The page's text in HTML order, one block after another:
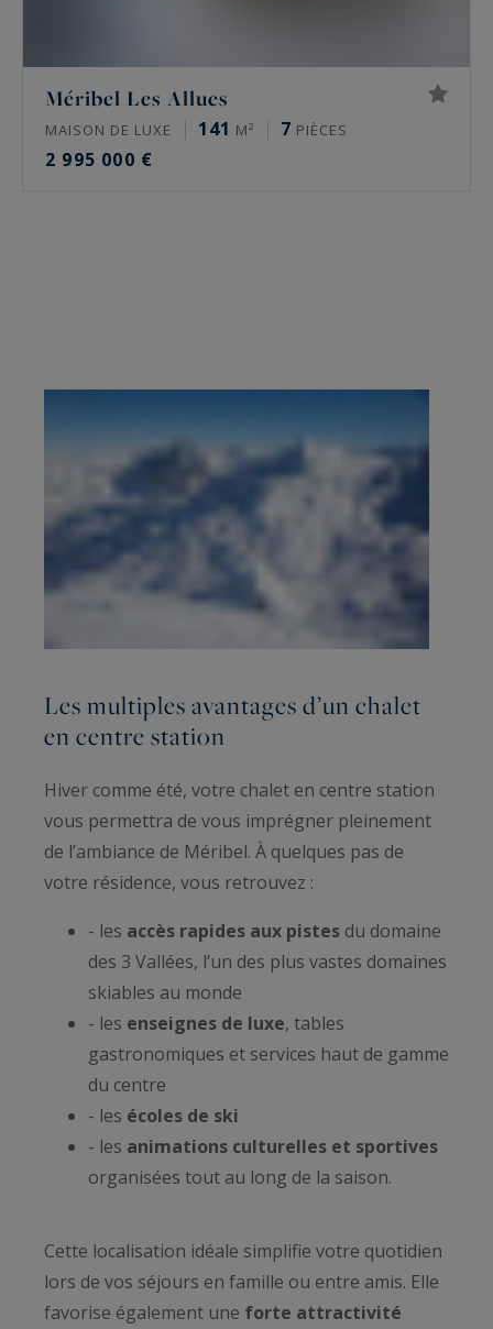
Méribel Les Allues
MAISON DE LUXE 141 M² 7 PIÈCES
2 995 000 €
Les multiples avantages d’un chalet
en centre station
Hiver comme été, votre chalet en centre station
vous permettra de vous imprégner pleinement
de l’ambiance de Méribel. À quelques pas de
votre résidence, vous retrouvez :
- les accès rapides aux pistes du domaine
des 3 Vallées, l’un des plus vastes domaines
skiables au monde
- les enseignes de luxe, tables
gastronomiques et services haut de gamme
du centre
- les écoles de ski
- les animations culturelles et sportives
organisées tout au long de la saison.
Cette localisation idéale simplifie votre quotidien
lors de vos séjours en famille ou entre amis. Elle
favorise également une forte attractivité